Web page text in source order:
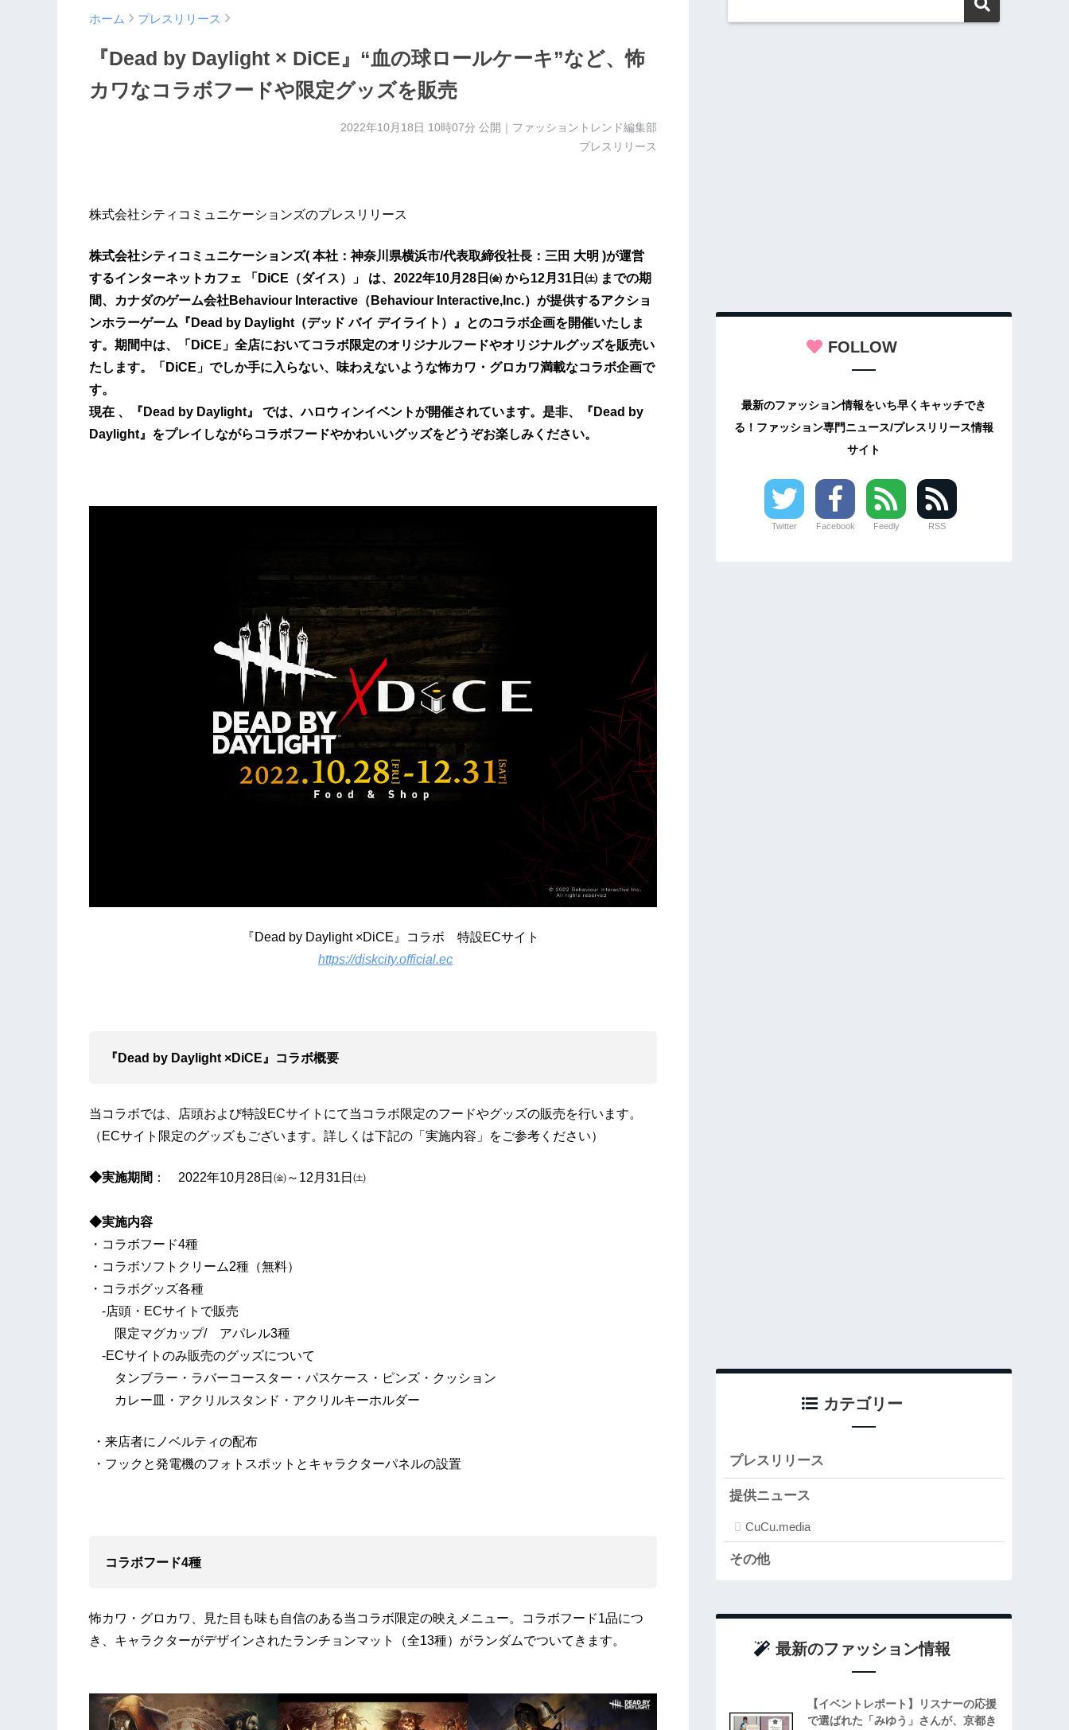
ホーム プレスリリース
『Dead by Daylight × DiCE』“血の球ロールケーキ”など、怖
カワなコラボフードや限定グッズを販売
2022年10月18日 10時07分 公開｜ファッショントレンド編集部
プレスリリース
株式会社シティコミュニケーションズのプレスリリース
株式会社シティコミュニケーションズ( 本社：神奈川県横浜市/代表取締役社長：三田 大明 )が運営
するインターネットカフェ 「DiCE（ダイス）」 は、2022年10月28日㈮ から12月31日㈯ までの期
間、カナダのゲーム会社Behaviour Interactive（Behaviour Interactive,Inc.）が提供するアクショ
ンホラーゲーム『Dead by Daylight（デッド バイ デイライト）』とのコラボ企画を開催いたしま
す。期間中は、「DiCE」全店においてコラボ限定のオリジナルフードやオリジナルグッズを販売い
たします。「DiCE」でしか手に入らない、味わえないような怖カワ・グロカワ満載なコラボ企画で
す。
現在 、『Dead by Daylight』 では、ハロウィンイベントが開催されています。是非、『Dead by
Daylight』をプレイしながらコラボフードやかわいいグッズをどうぞお楽しみください。
『Dead by Daylight ×DiCE』コラボ 特設ECサイト
https://diskcity.official.ec
『Dead by Daylight ×DiCE』コラボ概要
当コラボでは、店頭および特設ECサイトにて当コラボ限定のフードやグッズの販売を行います。
（ECサイト限定のグッズもございます。詳しくは下記の「実施内容」をご参考ください）
◆実施期間 ： 2022年10月28日㈮～12月31日㈯
◆実施内容
・コラボフード4種
・コラボソフトクリーム2種（無料）
・コラボグッズ各種
-店頭・ECサイトで販売
限定マグカップ/ アパレル3種
-ECサイトのみ販売のグッズについて
タンブラー・ラバーコースター・パスケース・ピンズ・クッション
カレー皿・アクリルスタンド・アクリルキーホルダー
・来店者にノベルティの配布
・フックと発電機のフォトスポットとキャラクターパネルの設置
コラボフード4種
怖カワ・グロカワ、見た目も味も自信のある当コラボ限定の映えメニュー。コラボフード1品につ
き、キャラクターがデザインされたランチョンマット（全13種）がランダムでついてきます。
FOLLOW
最新のファッション情報をいち早くキャッチでき
る！ファッション専門ニュース/プレスリリース情報
サイト
Twitter Facebook Feedly RSS
カテゴリー
プレスリリース
提供ニュース
CuCu.media
その他
最新のファッション情報
【イベントレポート】リスナーの応援
で選ばれた「みゆう」さんが、京都き